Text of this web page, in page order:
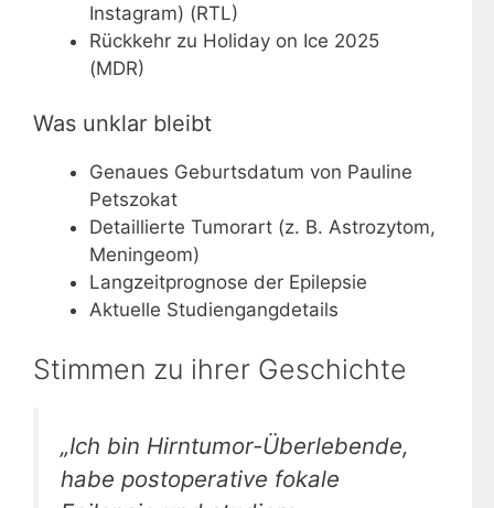
Instagram) (RTL)
Rückkehr zu Holiday on Ice 2025
(MDR)
Was unklar bleibt
Genaues Geburtsdatum von Pauline
Petszokat
Detaillierte Tumorart (z. B. Astrozytom,
Meningeom)
Langzeitprognose der Epilepsie
Aktuelle Studiengangdetails
Stimmen zu ihrer Geschichte
„Ich bin Hirntumor-Überlebende,
habe postoperative fokale